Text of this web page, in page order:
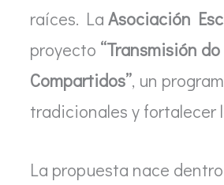
raíces. La Asociación
proyecto “Transmisión
Compartidos”, un
tradicionales y fortalecer
La propuesta nace